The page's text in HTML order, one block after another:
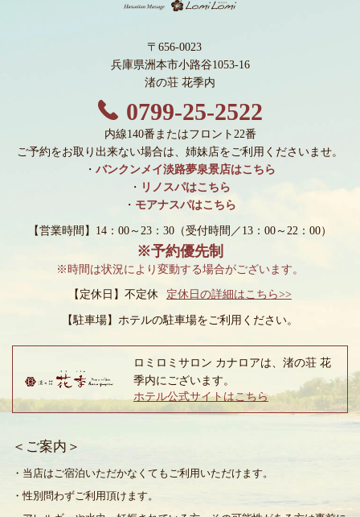
〒656-0023
兵庫県洲本市小路谷1053-16
渚の荘 花季内
0799-25-2522
内線140番またはフロント22番
ご予約をお取り出来ない場合は、姉妹店をご利用くださいませ。
・ バンクンメイ淡路夢泉景店はこちら
・ リノスパはこちら
・ モアナスパはこちら
【営業時間】14：00～23：30 （受付時間／13：00～22：00）
※予約優先制
※時間は状況により変動する場合がございます。
【定休日】不定休 定休日の詳細はこちら>>
【駐車場】 ホテルの駐車場をご利用ください。
ロミロミサロン カナロアは、渚の荘 花
季内にございます。
ホテル公式サイトはこちら
＜ご案内＞
・当店はご宿泊いただかなくてもご利用いただけます。
・性別問わずご利用頂けます。